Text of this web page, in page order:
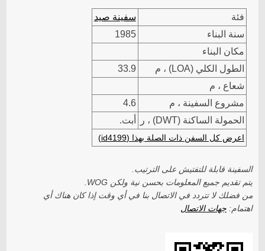
فئة
سفينة صيد
سنة البناء
1985
مكان البناء
الطول الكلي (LOA) ، م
33.9
شعاع ، م
مشروع السفينة ، م
4.6
الحمولة الساكنة (DWT) ، ر
أبت.
اعرض كل السفن ذات الصلة بهذا (id4199)
السفينة قابلة للتفتيش على الترتيب.
يتم تقديم جميع المعلومات بحسن نية ولكن WOG.
من فضلك لا تتردد في الاتصال بنا في أي وقت إذا كان هناك أي
اهتمام:جهات الاتصال